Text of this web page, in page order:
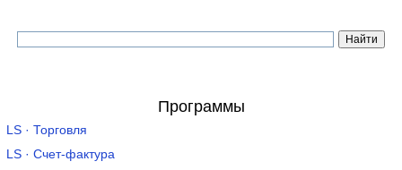
Программы
LS · Торговля
LS · Счет-фактура